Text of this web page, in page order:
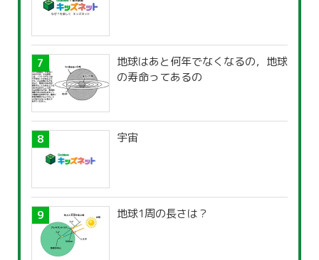
地球はあと何年でなくなるの，地球
の寿命ってあるの
宇宙
地球1周の長さは？